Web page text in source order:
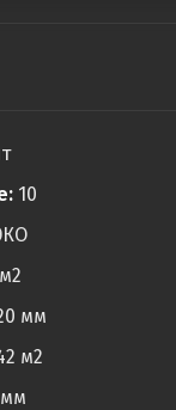
10
мм
м2